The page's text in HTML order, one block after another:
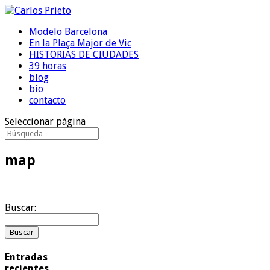
Modelo Barcelona
En la Plaça Major de Vic
HISTORIAS DE CIUDADES
39 horas
blog
bio
contacto
Seleccionar página
map
Buscar:
Entradas